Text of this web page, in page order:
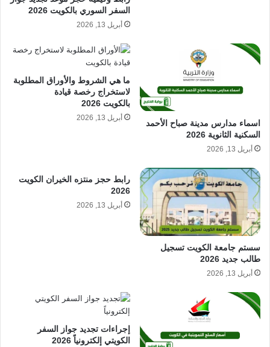
السفر السوري بالكويت 2026
أبريل 13, 2026
اسماء مدارس مدينة صباح الأحمد
السكنية الثانوية 2026
أبريل 13, 2026
ما هي الشروط والأوراق المطلوبة
لاستخراج رخصة قيادة
بالكويت 2026
أبريل 13, 2026
سستم جامعة الكويت تسجيل
طالب جديد 2026
أبريل 13, 2026
رابط حجز منتزه الخيران الكويت
2026
أبريل 13, 2026
إجراءات تجديد جواز السفر
الكويتي إلكترونياً 2026